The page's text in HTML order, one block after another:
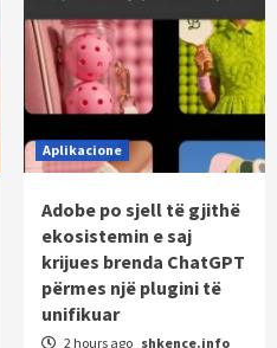
Aplikacione
Adobe po sjell të gjithë
ekosistemin e saj
krijues brenda ChatGPT
përmes një plugini të
unifikuar
2 hours ago shkence.info